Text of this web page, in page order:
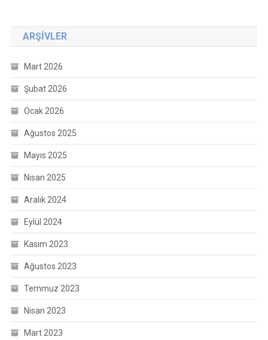
ARŞIVLER
Mart 2026
Şubat 2026
Ocak 2026
Ağustos 2025
Mayıs 2025
Nisan 2025
Aralık 2024
Eylül 2024
Kasım 2023
Ağustos 2023
Temmuz 2023
Nisan 2023
Mart 2023